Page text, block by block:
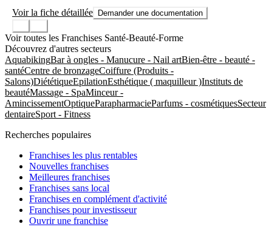
Voir la fiche détaillée Demander une documentation
Voir toutes les Franchises Santé-Beauté-Forme
Découvrez d'autres secteurs
AquabikingBar à ongles - Manucure - Nail artBien-être - beauté -
santéCentre de bronzageCoiffure (Produits -
Salons)DiététiqueEpilationEsthétique ( maquilleur )Instituts de
beautéMassage - SpaMinceur -
AmincissementOptiqueParapharmacieParfums - cosmétiquesSecteur
dentaireSport - Fitness
Recherches populaires
Franchises les plus rentables
Nouvelles franchises
Meilleures franchises
Franchises sans local
Franchises en complément d'activité
Franchises pour investisseur
Ouvrir une franchise